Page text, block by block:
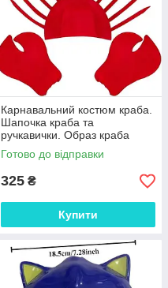
Карнавальний костюм краба.
Шапочка краба та
ручкавички. Образ краба
Готово до відправки
325 ₴
Купити